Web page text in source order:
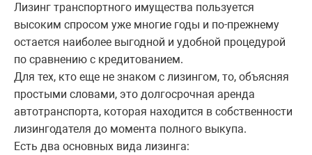
Лизинг транспортного имущества пользуется
высоким спросом уже многие годы и по-прежнему
остается наиболее выгодной и удобной процедурой
по сравнению с кредитованием.
Для тех, кто еще не знаком с лизингом, то, объясняя
простыми словами, это долгосрочная аренда
автотранспорта, которая находится в собственности
лизингодателя до момента полного выкупа.
Есть два основных вида лизинга: